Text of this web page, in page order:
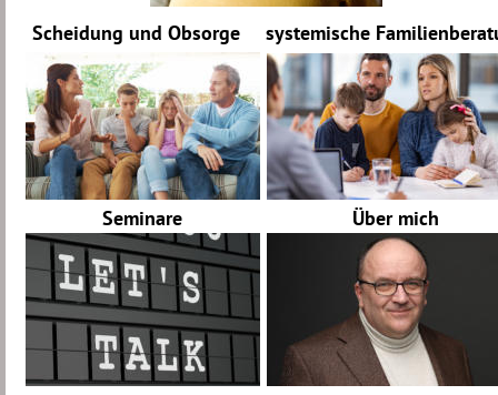
systemische
Scheidung und Obsorge
Über mich
Seminare